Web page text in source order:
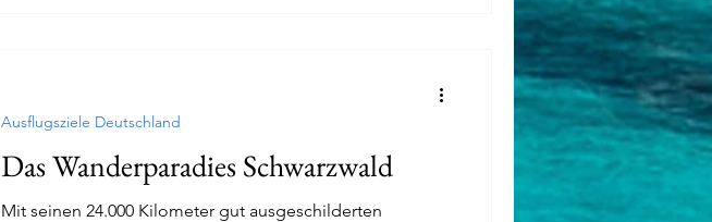
Das Wanderparadies Schwarzwald
Mit seinen 24.000 Kilometer gut ausgeschilderten
Ausflugsziele Deutschland